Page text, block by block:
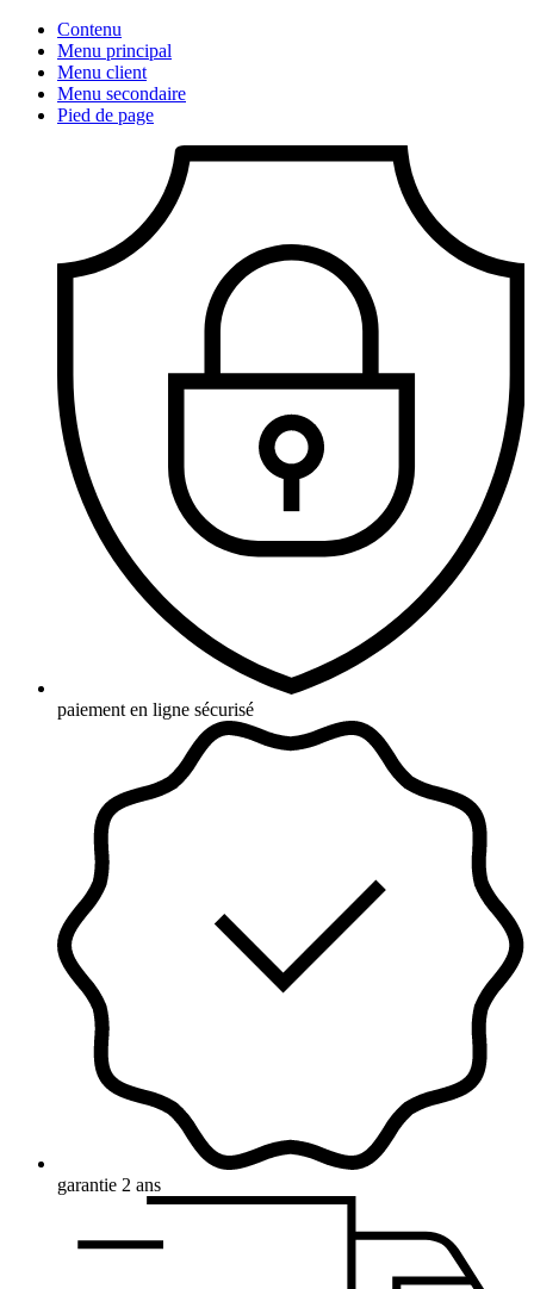
Contenu
Menu principal
Menu client
Menu secondaire
Pied de page
paiement en ligne sécurisé
garantie 2 ans